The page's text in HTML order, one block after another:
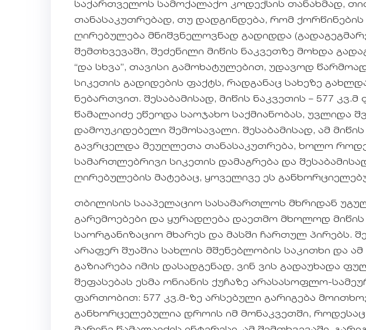
საქართველოს სამოქალაქო კოდექსის თანახმად,
თანასაკუთრებად, თუ დადგინდება, რომ ქორწინების
ღირებულება მნიშვნელოვნად გადიდდა
შემთხვევაში, შეძენილი მიწის ნაკვეთზე მოხდა
“და სხვა”, თავისი გამოხატულებით, უდავოდ
სიკეთის გადიდების ფაქტს, რადგანაც სახეზე
ნებართვით. შესაბამისად, მიწის ნაკვეთის – 577
წამალაიძე ეწეოდა საოჯახო საქმიანობას, უვლიდა
დამოუკიდებელი შემოსავალი. შესაბამისად, ამ
გავრცელდა მეუღლეთა თანასაკუთრება, ხოლო
სამართლებრივი სიკეთის დამაგრება და
ღირებულების მატებაც, ყოველივე ეს
თბილისის სააპელაციო სასამართლოს მხრიდან
გარემოებები და ყურადღება დაეთმო მხოლოდ
საორგანიზაციო მხარეს და მასში ჩართულ პირებს.
არაფერ შუაშია სახლის მშენებლობის საკითხი და
გაზიარება იმის დასადგენად, ვინ ვის გადაუხადა
შეფასებას ესმა ონიანის ქუჩაზე არასასოფლო-
ფართობით: 577 კვ.მ-ზე არსებული გარიგება
განხორცელებულია დროის იმ მონაკვეთში, როდესაც